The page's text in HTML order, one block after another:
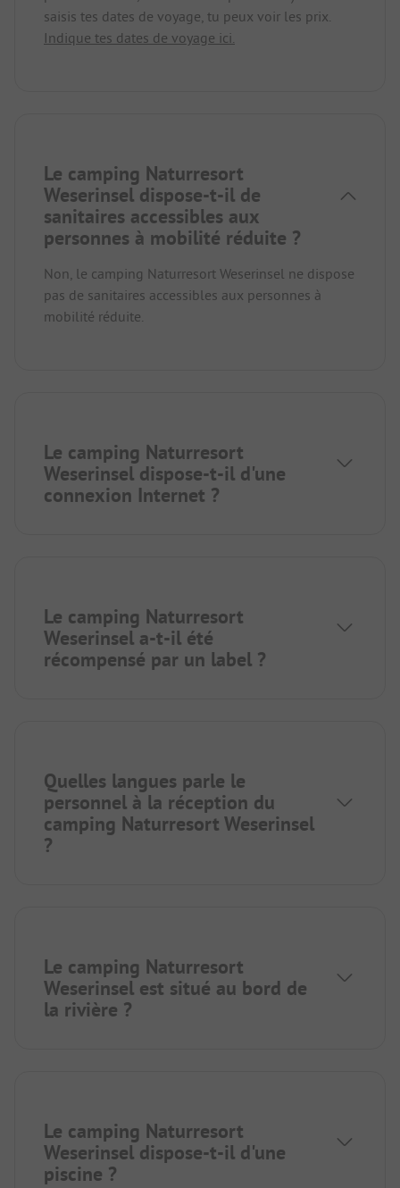
saisis tes dates de voyage, tu peux voir les prix.
Indique tes dates de voyage ici.
Le camping Naturresort
Weserinsel dispose-t-il de
sanitaires accessibles aux
personnes à mobilité réduite ?
Non, le camping Naturresort Weserinsel ne dispose
pas de sanitaires accessibles aux personnes à
mobilité réduite.
Le camping Naturresort
Weserinsel dispose-t-il d'une
connexion Internet ?
Le camping Naturresort
Weserinsel a-t-il été
récompensé par un label ?
Quelles langues parle le
personnel à la réception du
camping Naturresort Weserinsel
?
Le camping Naturresort
Weserinsel est situé au bord de
la rivière ?
Le camping Naturresort
Weserinsel dispose-t-il d'une
piscine ?